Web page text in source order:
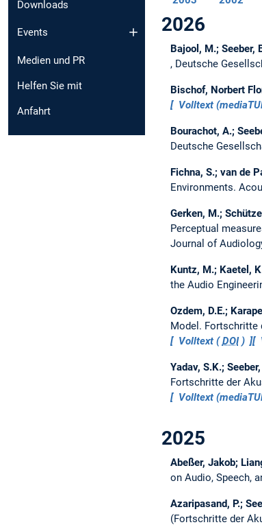
Downloads
Events
Medien und PR
Helfen Sie mit
Anfahrt
2026
Bajool, M.; Seeber,
, Deutsche
Bischof, Norbert
Volltext
Bourachot, A.;
Deutsche
Fichna, S.; van de
Environments.
Gerken, M.;
Perceptual
Journal of
Kuntz, M.; Kaetel,
the Audio
Ozdem, D.E.;
Model. Fortschritte
Volltext (DOI)
Yadav, S.K.;
Fortschritte der
Volltext
2025
Abeßer, Jakob;
on Audio, Speech,
Azaripasand, P.;
(Fortschritte der